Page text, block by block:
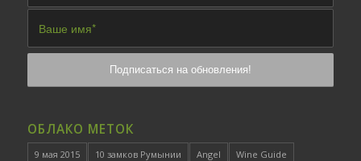
ОБЛАКО МЕТОК
9 мая 2015 10 замков Румынии Angel
Wine Guide